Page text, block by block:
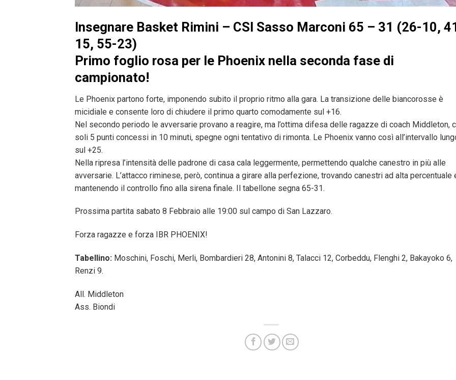
Insegnare Basket Rimini – CSI Sasso Marconi 65 – 31 (26-10,
15, 55-23)
Primo foglio rosa per le Phoenix nella seconda fase di
campionato!
Le Phoenix partono forte, imponendo subito il proprio ritmo alla gara. La transizione delle biancorosse è
micidiale e consente loro di chiudere il primo quarto comodamente sul +16.
Nel secondo periodo le avversarie provano a reagire, ma l’ottima difesa delle ragazze di coach Middleton,
soli 5 punti concessi in 10 minuti, spegne ogni tentativo di rimonta. Le Phoenix vanno così all’intervallo
sul +25.
Nella ripresa l’intensità delle padrone di casa cala leggermente, permettendo qualche canestro in più alle
avversarie. L’attacco riminese, però, continua a girare alla perfezione, trovando canestri ad alta percentuale
mantenendo il controllo fino alla sirena finale. Il tabellone segna 65-31.
Prossima partita sabato 8 Febbraio alle 19:00 sul campo di San Lazzaro.
Forza ragazze e forza IBR PHOENIX!
Tabellino: Moschini, Foschi, Merli, Bombardieri 28, Antonini 8, Talacci 12, Corbeddu, Flenghi 2, Bakayoko 6,
Renzi 9.
All. Middleton
Ass. Biondi